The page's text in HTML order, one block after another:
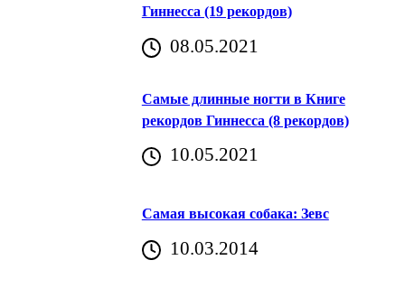
Гиннесса (19 рекордов)
08.05.2021
Самые длинные ногти в Книге
рекордов Гиннесса (8 рекордов)
10.05.2021
Самая высокая собака: Зевс
10.03.2014